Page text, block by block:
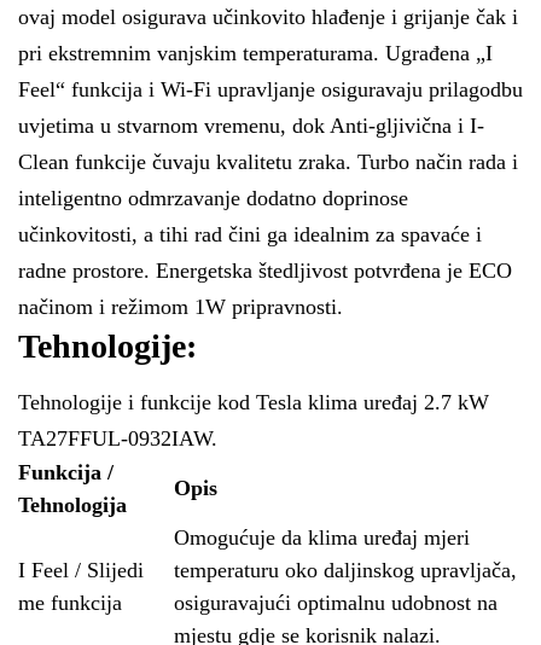
ovaj model osigurava učinkovito hlađenje i grijanje čak i
pri ekstremnim vanjskim temperaturama. Ugrađena „I
Feel“ funkcija i Wi-Fi upravljanje osiguravaju prilagodbu
uvjetima u stvarnom vremenu, dok Anti-gljivična i I-
Clean funkcije čuvaju kvalitetu zraka. Turbo način rada i
inteligentno odmrzavanje dodatno doprinose
učinkovitosti, a tihi rad čini ga idealnim za spavaće i
radne prostore. Energetska štedljivost potvrđena je ECO
načinom i režimom 1W pripravnosti.
Tehnologije:
Tehnologije i funkcije kod Tesla klima uređaj 2.7 kW
TA27FFUL-0932IAW.
Funkcija /
Tehnologija
Opis
I Feel / Slijedi
me funkcija
Omogućuje da klima uređaj mjeri
temperaturu oko daljinskog upravljača,
osiguravajući optimalnu udobnost na
mjestu gdje se korisnik nalazi.